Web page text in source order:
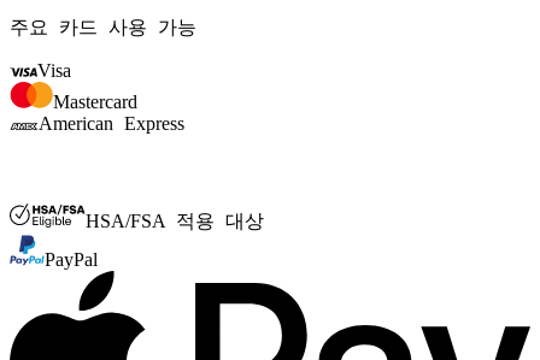
주요 카드 사용 가능
Visa
Mastercard
American Express
HSA/FSA 적용 대상
PayPal